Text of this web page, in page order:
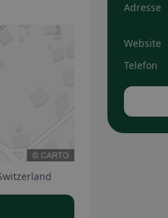
Adresse
Website
Telefon